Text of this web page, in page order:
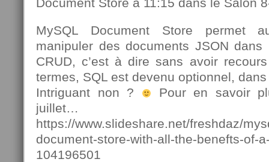
MySQL Document Store permet
manipuler des documents JSON
CRUD, c’est à dire sans avoir
termes, SQL est devenu optionnel,
Intriguant non ?
Pour en savoir
juillet…
https://www.slideshare.net/freshdaz/
document-store-with-all-the-benefts-of-
104196501